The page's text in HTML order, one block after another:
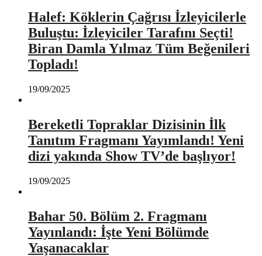
Halef: Köklerin Çağrısı İzleyicilerle
Buluştu: İzleyiciler Tarafını Seçti!
Biran Damla Yılmaz Tüm Beğenileri
Topladı!
19/09/2025
Bereketli Topraklar Dizisinin İlk
Tanıtım Fragmanı Yayımlandı! Yeni
dizi yakında Show TV’de başlıyor!
19/09/2025
Bahar 50. Bölüm 2. Fragmanı
Yayınlandı: İşte Yeni Bölümde
Yaşanacaklar